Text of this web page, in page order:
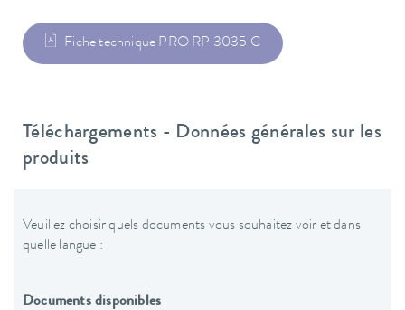
Fiche technique PRO RP 3035 C
Téléchargements - Données générales sur les
produits
Veuillez choisir quels documents vous souhaitez voir et dans
quelle langue :
Documents disponibles